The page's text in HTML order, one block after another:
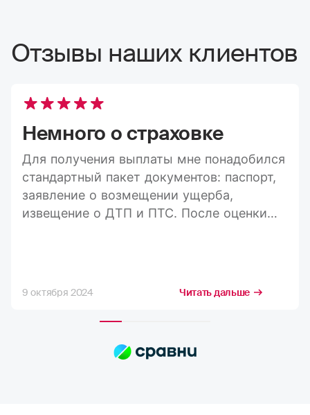
Отзывы наших клиентов
Немного о страховке
Для получения выплаты мне понадобился
стандартный пакет документов: паспорт,
заявление о возмещении ущерба,
извещение о ДТП и ПТС. После оценки
стремлюсь получить максимально
полностью устраивает расчёт страховых
договору, и их хватает на качественный
9 октября 2024 Читать дальше